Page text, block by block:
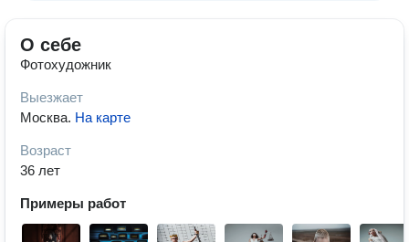
О себе
Фотохудожник
Выезжает
Москва. На карте
Возраст
36 лет
Примеры работ